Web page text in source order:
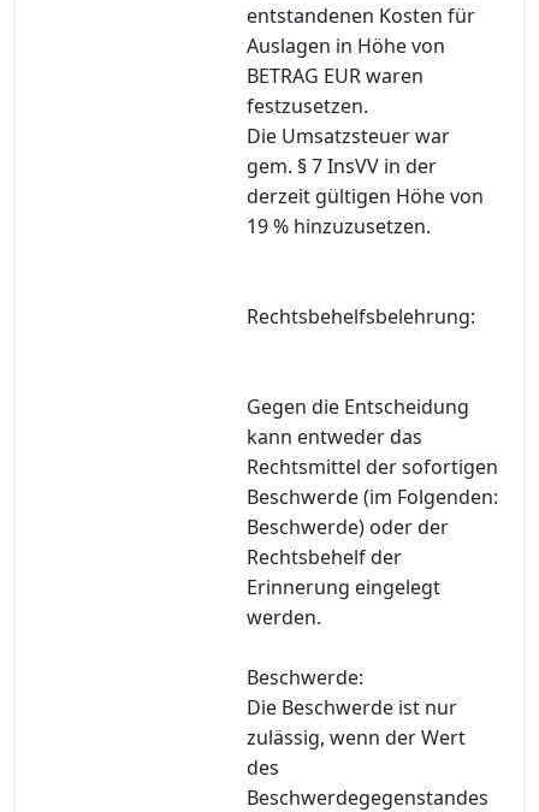
entstandenen Kosten für
Auslagen in Höhe von
BETRAG EUR waren
festzusetzen.
Die Umsatzsteuer war
gem. § 7 InsVV in der
derzeit gültigen Höhe von
19 % hinzuzusetzen.
Rechtsbehelfsbelehrung:
Gegen die Entscheidung
kann entweder das
Rechtsmittel der sofortigen
Beschwerde (im Folgenden:
Beschwerde) oder der
Rechtsbehelf der
Erinnerung eingelegt
werden.
Beschwerde:
Die Beschwerde ist nur
zulässig, wenn der Wert
des
Beschwerdegegenstandes